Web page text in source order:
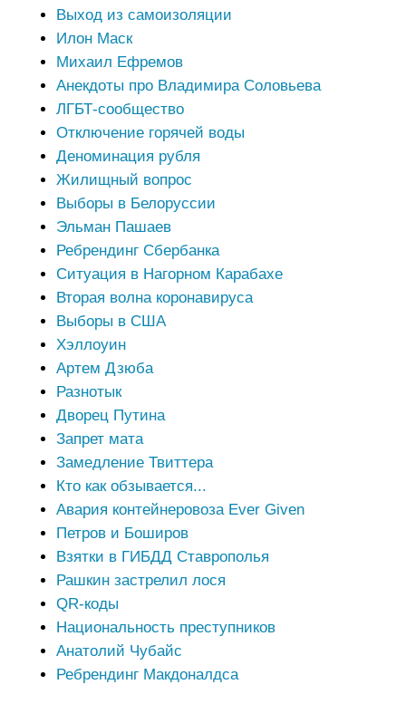
Выход из самоизоляции
Илон Маск
Михаил Ефремов
Анекдоты про Владимира Соловьева
ЛГБТ-сообщество
Отключение горячей воды
Деноминация рубля
Жилищный вопрос
Выборы в Белоруссии
Эльман Пашаев
Ребрендинг Сбербанка
Ситуация в Нагорном Карабахе
Вторая волна коронавируса
Выборы в США
Хэллоуин
Артем Дзюба
Разнотык
Дворец Путина
Запрет мата
Замедление Твиттера
Кто как обзывается...
Авария контейнеровоза Ever Given
Петров и Боширов
Взятки в ГИБДД Ставрополья
Рашкин застрелил лося
QR-коды
Национальность преступников
Анатолий Чубайс
Ребрендинг Макдоналдса